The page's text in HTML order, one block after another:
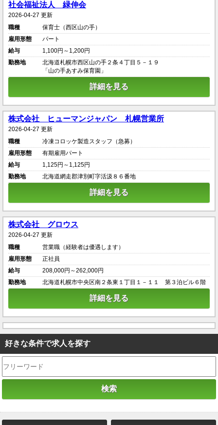
社会福祉法人 緑伸会
2026-04-27 更新
職種
保育士（西区山の手）
雇用形態
パート
給与
1,100円～1,200円
勤務地
北海道札幌市西区山の手２条４丁目５－１９
「山の手あすみ保育園」
詳細を見る
株式会社 ヒューマンジャパン 札幌営業所
2026-04-27 更新
職種
冷凍コロッケ製造スタッフ（急募）
雇用形態
有期雇用パート
給与
1,125円～1,125円
勤務地
北海道網走郡津別町字活汲８６番地
詳細を見る
株式会社 グロウス
2026-04-27 更新
職種
営業職（経験者は優遇します）
雇用形態
正社員
給与
208,000円～262,000円
勤務地
北海道札幌市中央区南２条東１丁目１－１１ 第３泊ビル６階
詳細を見る
好きな条件で求人を探す